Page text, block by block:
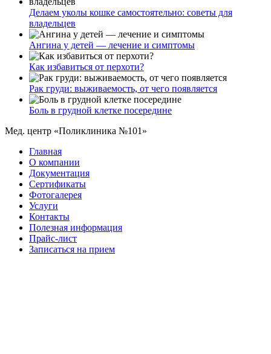
Делаем уколы кошке самостоятельно: советы для
владельцев
Ангина у детей — лечение и симптомы
Как избавиться от перхоти?
Рак груди: выживаемость, от чего появляется
Боль в грудной клетке посередине
Мед. центр «Поликлиника №101»
Главная
О компании
Документация
Сертификаты
Фотогалерея
Услуги
Контакты
Полезная информация
Прайс-лист
Записаться на прием